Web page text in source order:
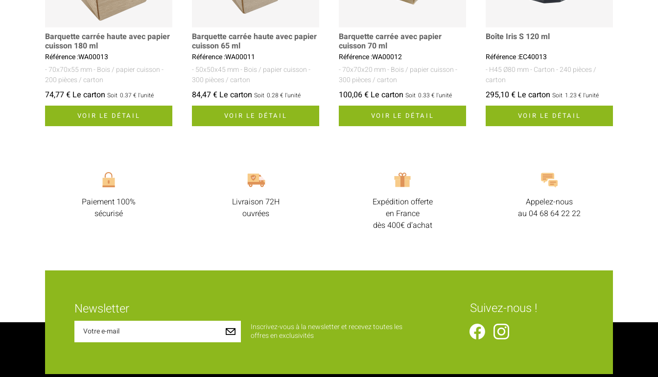
Barquette carrée haute avec papier
cuisson 180 ml
Référence :WA00013
- 70x70x55 mm- Bois / papier cuisson-
200 pièces / carton
74,77 € Le carton Soit 0.37 € l'unité
VOIR LE DÉTAIL
Barquette carrée haute avec papier
cuisson 65 ml
Référence :WA00011
- 50x50x45 mm- Bois / papier cuisson-
300 pièces / carton
84,47 € Le carton Soit 0.28 € l'unité
VOIR LE DÉTAIL
Barquette carrée avec papier
cuisson 70 ml
Référence :WA00012
- 70x70x20 mm- Bois / papier cuisson-
300 pièces / carton
100,06 € Le carton Soit 0.33 € l'unité
VOIR LE DÉTAIL
Boîte Iris S 120 ml
Référence :EC40013
- H45 Ø80 mm- Carton- 240 pièces /
carton
295,10 € Le carton Soit 1.23 € l'unité
VOIR LE DÉTAIL
Paiement 100%
sécurisé
Livraison 72H
ouvrées
Expédition offerte
en France
dès 400€ d’achat
Appelez-nous
au 04 68 64 22 22
Newsletter
Inscrivez-vous à la newsletter et recevez toutes les
offres en exclusivités
Suivez-nous !